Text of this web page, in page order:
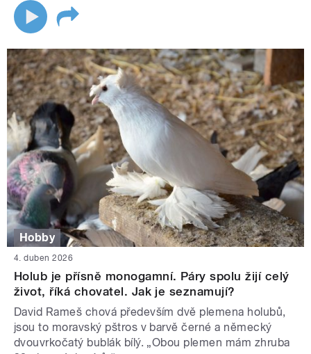
Hobby
4. duben 2026
Holub je přísně monogamní. Páry spolu žijí celý
život, říká chovatel. Jak je seznamují?
David Rameš chová především dvě plemena holubů,
jsou to moravský pštros v barvě černé a německý
dvouvrkočatý bublák bílý. „Obou plemen mám zhruba